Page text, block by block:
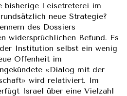
bisherige Leisetreterei im
neue Strategie?
des Dossiers
widersprüchlichen Befund. Es
Institution selbst ein wenig
Offenheit im
«Dialog mit der
wird relativiert. Im
Israel über eine Vielzahl